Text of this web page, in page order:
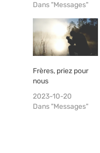
Dans "Messages"
Frères, priez pour
nous
2023-10-20
Dans "Messages"